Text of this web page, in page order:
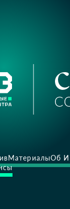
МатериалыОб